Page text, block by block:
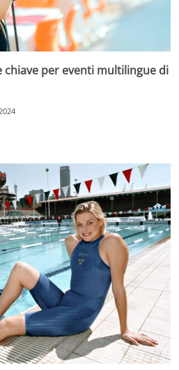
chiave per eventi multilingue di